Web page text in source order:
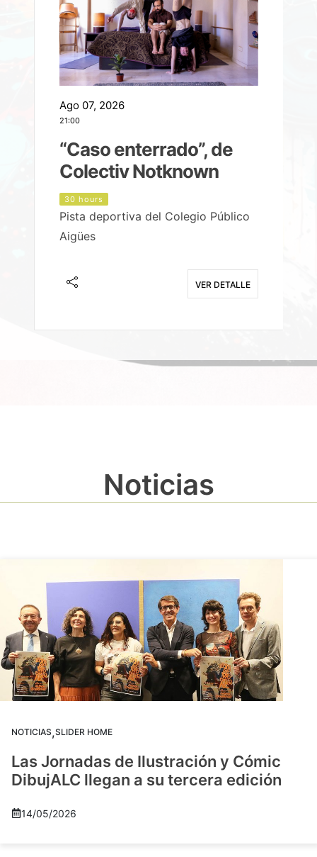
Ago 07, 2026
21:00
“Caso enterrado”, de
Colectiv Notknown
30 hours
Pista deportiva del Colegio Público
Aigües
VER DETALLE
Noticias
NOTICIAS,SLIDER HOME
Las Jornadas de Ilustración y Cómic
DibujALC llegan a su tercera edición
14/05/2026